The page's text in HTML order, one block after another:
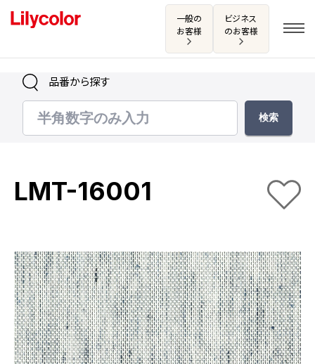
一般の
お客様
ビジネス
のお客様
ログイン・新規会員登録
お気に入り
商品を探す
商品を探す トップ
壁紙
カーテン
床材
カタログ一覧
カタログ一覧 トップ
壁紙
施工事例
品番から探す
LMT-16001